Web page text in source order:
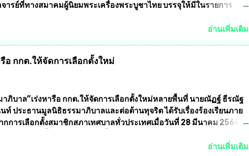
ยส่งออกต่างประเทศได้ โดยทีมทนายความและทีมงา...
จารย์ที่ทางสมาคมผู้นิยมพระเครื่องพระบูชาไทย บรรจุให้มีในรายการ
ต่พระเครื่องหลวงพ่อคูณ มีเพียงบางรุ่นเท่านั้นที่อยู่ในรายการประกวด
าคต หากทางสมาคมฯ มีการบรรจุพระเครื่องหลวงพ่อพัฒน์ ให้มีการ
ดแบบถาวรบ้าง ก็คงจะมีการคัดเลือกเพียงบางรุ่นเช่นกัน เนื่องจากพระ
ยการประกวดต้องมีคุณสมบัติชัดเจนดังนี้ 1.)พระทุกองค์จะต้องตอกโค๊ต
หมายเลข (พร้อมทั้งมีการทำลายบล๊อก โค๊ด หมายเลข) 2.)ต้องมีการ
ศจำนวนการจัดสร้างให้ชัดเจน ว่าสร้างจำนวนเท่าไหร่ (เพื่อป้องกันการปั๊ม
อ่านเพิ่มเติม
อ กกต.ให้จัดการเลือกตั้งใหม่
าภิบาล”เร่งหารือ กกต.ให้จัดการเลือกตั้งใหม่หลายพื้นที่ นายณัฏฐ์ ธีรณัฐ
ท์ ประธานมูลนิธิธรรมาภิบาลและต่อต้านทุจริต ได้รับเรื่องร้องเรียนภาย
กการเลือกตั้งสมาชิกสภาเทศบาลทั่วประเทศเมื่อวันที่ 28 มีนาคม 2564 ที่
ายการเลือกตั้ง นายณัฏฐ์ ธีรณัฐสุภานนท์ เปิดเผยว่า “ยกตัวอย่างในเขต
อ่านเพิ่มเติม